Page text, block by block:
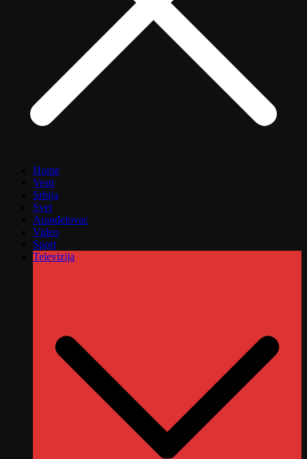
Home
Vesti
Srbija
Svet
Aranđelovac
Video
Sport
Televizija